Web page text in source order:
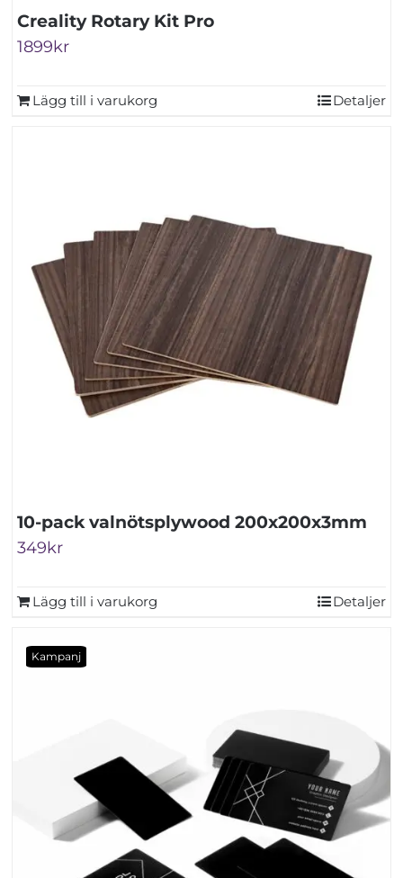
Creality Rotary Kit Pro
1899kr
Lägg till i varukorg Detaljer
10-pack valnötsplywood 200x200x3mm
349kr
Lägg till i varukorg Detaljer
Kampanj